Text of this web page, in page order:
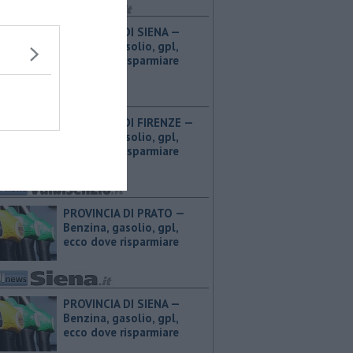
PROVINCIA DI SIENA — ​
Benzina, gasolio, gpl,
ecco dove risparmiare
PROVINCIA DI FIRENZE — ​
Benzina, gasolio, gpl,
ecco dove risparmiare
PROVINCIA DI PRATO — ​
Benzina, gasolio, gpl,
ecco dove risparmiare
PROVINCIA DI SIENA — ​
Benzina, gasolio, gpl,
ecco dove risparmiare